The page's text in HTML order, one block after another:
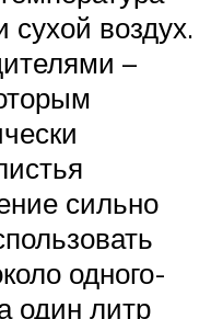
воздух.
–
сильно
одного-
один литр